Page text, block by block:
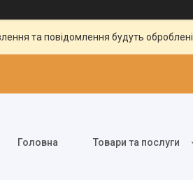
та повідомлення будуть
Головна Товари та послуги